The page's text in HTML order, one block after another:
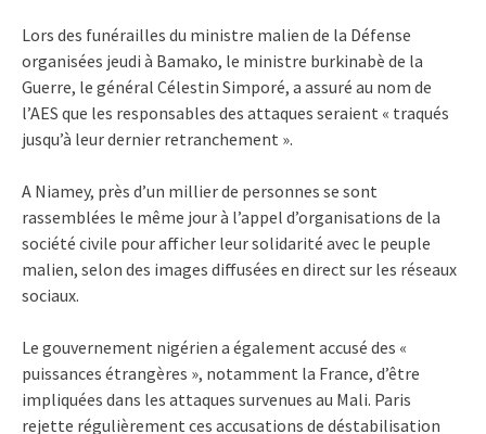
Lors des funérailles du ministre malien de la Défense
organisées jeudi à Bamako, le ministre burkinabè de la
Guerre, le général Célestin Simporé, a assuré au nom de
l’AES que les responsables des attaques seraient « traqués
jusqu’à leur dernier retranchement ».
A Niamey, près d’un millier de personnes se sont
rassemblées le même jour à l’appel d’organisations de la
société civile pour afficher leur solidarité avec le peuple
malien, selon des images diffusées en direct sur les réseaux
sociaux.
Le gouvernement nigérien a également accusé des «
puissances étrangères », notamment la France, d’être
impliquées dans les attaques survenues au Mali. Paris
rejette régulièrement ces accusations de déstabilisation